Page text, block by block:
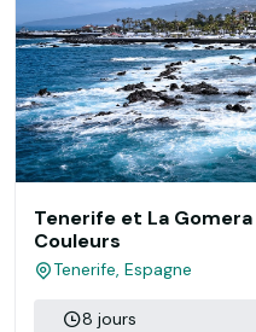
Tenerife et La
Couleurs
Tenerife, Espagne
8 jours